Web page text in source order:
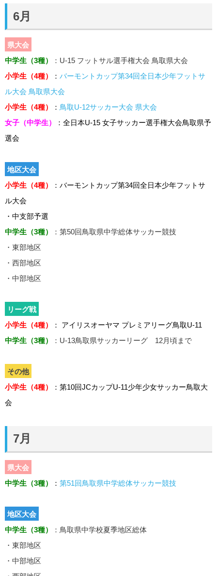
6月
県大会
中学生（3種）
：U-15 フットサル選手権大会 鳥取県大会
小学生（4種）
： バーモントカップ第34回全日本少年フットサ
ル大会 鳥取県大会
小学生（4種）
： 鳥取U-12サッカー大会 県大会
女子（中学生）
：全日本U-15 女子サッカー選手権大会鳥取県予
選会
地区大会
小学生（4種）
： バーモントカップ第34回全日本少年フットサ
ル大会
・中支部予選
中学生（3種）
：第50回鳥取県中学総体サッカー競技
・東部地区
・西部地区
・中部地区
リーグ戦
小学生（4種）
： アイリスオーヤマ プレミアリーグ鳥取U-11
中学生（3種）
：U-13鳥取県サッカーリーグ 12月頃まで
その他
小学生（4種）
：第10回JCカップU-11少年少女サッカー鳥取大
会
7月
県大会
中学生（3種）
： 第51回鳥取県中学総体サッカー競技
地区大会
中学生（3種）
：鳥取県中学校夏季地区総体
・東部地区
・中部地区